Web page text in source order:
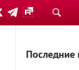
Последние